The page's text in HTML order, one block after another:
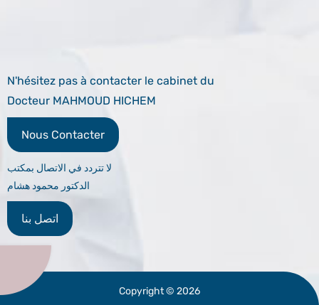
N'hésitez pas à contacter le cabinet du
Docteur MAHMOUD HICHEM
Nous Contacter
لا تتردد في الاتصال بمكتب
الدكتور محمود هشام
اتصل بنا
Copyright © 2026